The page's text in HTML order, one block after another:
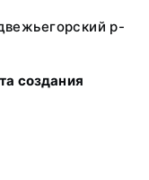
р-
создания